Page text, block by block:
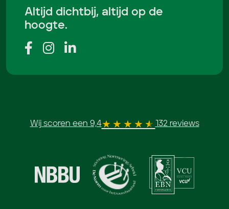
Altijd dichtbij, altijd op de
hoogte.
Wij scoren een 9,4 132 reviews